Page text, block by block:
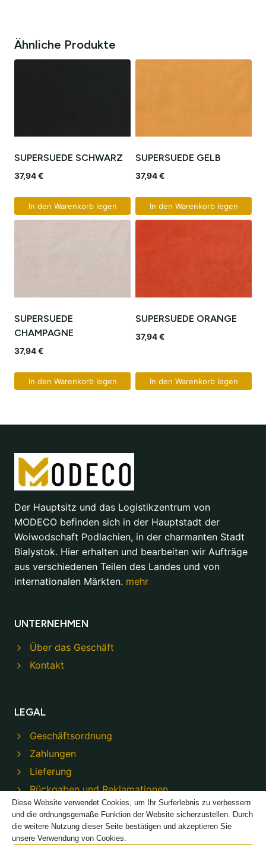
Ähnliche Produkte
SUPERSUEDE SCHWARZ
37,94€
In den Warenkorb legen
SUPERSUEDE GELB
37,94€
In den Warenkorb legen
SUPERSUEDE
CHAMPAGNE
37,94€
In den Warenkorb legen
SUPERSUEDE ORANGE
37,94€
In den Warenkorb legen
Der Hauptsitz und das Logistikzentrum von
MODECO befinden sich in der Hauptstadt der
Woiwodschaft Podlachien, in der charmanten Stadt
Bialystok. Hier erhalten und bearbeiten wir Aufträge
aus verschiedenen Teilen des Landes und von
internationalen Märkten. mehr
UNTERNEHMEN
Über das Geschäft
Kontakt
LEGAL
Geschäftsordnung
Zahlungen
Lieferung
Rückgaben und Reklamationen
Datenschutzbestimmungen
Diese Website verwendet Cookies, um Ihr Surferlebnis zu verbessern
und die ordnungsgemäße Funktion der Website sicherzustellen. Durch
die weitere Nutzung dieser Seite bestätigen und akzeptieren Sie
unsere Verwendung von Cookies.